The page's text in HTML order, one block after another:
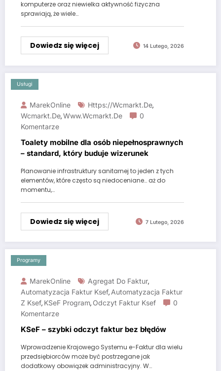
komputerze oraz niewielka aktywność fizyczna
sprawiają, że wiele…
Dowiedz się więcej 14 Lutego, 2026
Usługi
MarekOnline Https://wcmarkt.de,
Wcmarkt.de,Www.wcmarkt.de
0
Komentarze
Toalety mobilne dla osób niepełnosprawnych
– standard, który buduje wizerunek
Planowanie infrastruktury sanitarnej to jeden z tych
elementów, które często są niedoceniane… aż do
momentu,…
Dowiedz się więcej 7 Lutego, 2026
Programy
MarekOnline Agregat Do Faktur,
Automatyzacja Faktur Ksef, Automatyzacja Faktur
Z Ksef, KSeF Program, Odczyt Faktur Ksef
0
Komentarze
KSeF – szybki odczyt faktur bez błędów
Wprowadzenie Krajowego Systemu e-Faktur dla wielu
przedsiębiorców może być postrzegane jak
dodatkowy obowiązek administracyjny. W…